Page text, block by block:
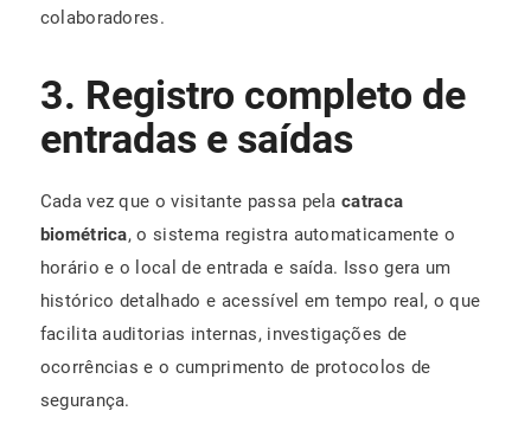
colaboradores.
3. Registro completo de
entradas e saídas
Cada vez que o visitante passa pelacatraca
biométrica, o sistema registra automaticamente o
horário e o local de entrada e saída. Isso gera um
histórico detalhado e acessível em tempo real, o que
facilita auditorias internas, investigações de
ocorrências e o cumprimento de protocolos de
segurança.